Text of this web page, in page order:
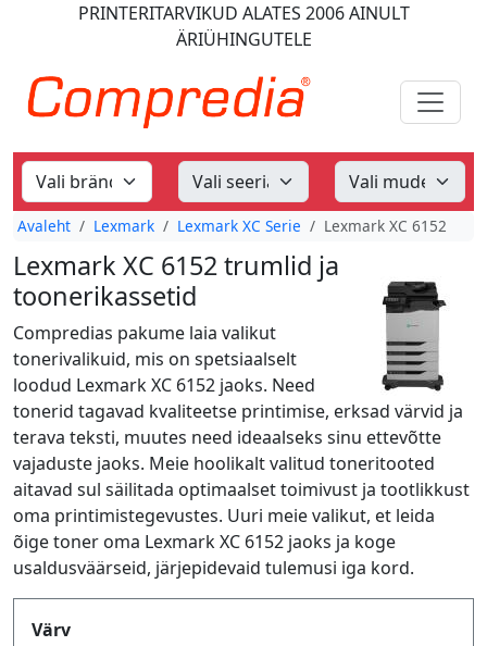
PRINTERITARVIKUD ALATES 2006AINULT
ÄRIÜHINGUTELE
Avaleht Lexmark Lexmark XC Serie Lexmark XC 6152
Lexmark XC 6152 trumlid ja
toonerikassetid
Compredias pakume laia valikut
tonerivalikuid, mis on spetsiaalselt
loodud Lexmark XC 6152 jaoks. Need
tonerid tagavad kvaliteetse printimise, erksad värvid ja
terava teksti, muutes need ideaalseks sinu ettevõtte
vajaduste jaoks. Meie hoolikalt valitud toneritooted
aitavad sul säilitada optimaalset toimivust ja tootlikkust
oma printimistegevustes. Uuri meie valikut, et leida
õige toner oma Lexmark XC 6152 jaoks ja koge
usaldusväärseid, järjepidevaid tulemusi iga kord.
Produktfilter
Värv